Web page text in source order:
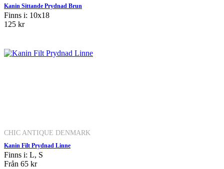
Kanin Sittande Prydnad Brun
Finns i: 10x18
125 kr
CHIC ANTIQUE DENMARK
Kanin Filt Prydnad Linne
Finns i: L, S
Från 65 kr